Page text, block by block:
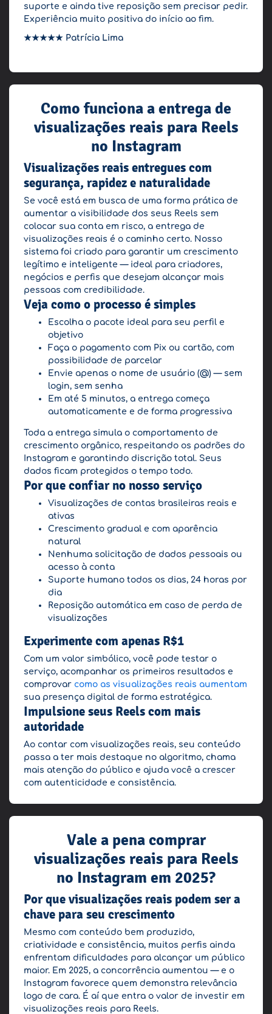
suporte e ainda tive reposição sem precisar pedir.
Experiência muito positiva do início ao fim.
★★★★★ Patrícia Lima
Como funciona a entrega de
visualizações reais para Reels
no Instagram
Visualizações reais entregues com
segurança, rapidez e naturalidade
Se você está em busca de uma forma prática de
aumentar a visibilidade dos seus Reels sem
colocar sua conta em risco, a entrega de
visualizações reais é o caminho certo. Nosso
sistema foi criado para garantir um crescimento
legítimo e inteligente — ideal para criadores,
negócios e perfis que desejam alcançar mais
pessoas com credibilidade.
Veja como o processo é simples
Escolha o pacote ideal para seu perfil e
objetivo
Faça o pagamento com Pix ou cartão, com
possibilidade de parcelar
Envie apenas o nome de usuário (@) — sem
login, sem senha
Em até 5 minutos, a entrega começa
automaticamente e de forma progressiva
Toda a entrega simula o comportamento de
crescimento orgânico, respeitando os padrões do
Instagram e garantindo discrição total. Seus
dados ficam protegidos o tempo todo.
Por que confiar no nosso serviço
Visualizações de contas brasileiras reais e
ativas
Crescimento gradual e com aparência
natural
Nenhuma solicitação de dados pessoais ou
acesso à conta
Suporte humano todos os dias, 24 horas por
dia
Reposição automática em caso de perda de
visualizações
Experimente com apenas R$1
Com um valor simbólico, você pode testar o
serviço, acompanhar os primeiros resultados e
comprovar como as visualizações reais aumentam
sua presença digital de forma estratégica.
Impulsione seus Reels com mais
autoridade
Ao contar com visualizações reais, seu conteúdo
passa a ter mais destaque no algoritmo, chama
mais atenção do público e ajuda você a crescer
com autenticidade e consistência.
Vale a pena comprar
visualizações reais para Reels
no Instagram em 2025?
Por que visualizações reais podem ser a
chave para seu crescimento
Mesmo com conteúdo bem produzido,
criatividade e consistência, muitos perfis ainda
enfrentam dificuldades para alcançar um público
maior. Em 2025, a concorrência aumentou — e o
Instagram favorece quem demonstra relevância
logo de cara. É aí que entra o valor de investir em
visualizações reais para Reels.